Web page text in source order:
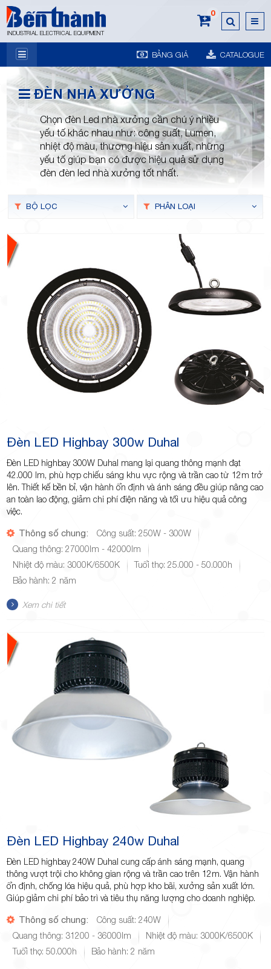
INDUSTRIAL ELECTRICAL EQUIPMENT
0
BẢNG GIÁ CATALOGUE
7A
Trương
Minh
Giảng,
phường
Hiệp Phú,
TP.Thủ
Đức,
TP.HCM
ĐÈN NHÀ XƯỞNG
Chọn đèn Led nhà xưởng cần chú ý nhiều
yếu tố khác nhau như: công suất, Lumen,
nhiệt độ màu, thương hiệu sản xuất, những
yếu tố giúp bạn có được hiệu quả sử dụng
đèn đèn led nhà xưởng tốt nhất.
BỘ LỌC PHÂN LOẠI
Đèn LED Highbay 300w Duhal
Đèn LED highbay 300W Duhal mang lại quang thông mạnh đạt
42.000 lm, phù hợp chiếu sáng khu vực rộng và trần cao từ 12m trở
lên. Thiết kế bền bỉ, vận hành ổn định và ánh sáng đều giúp nâng cao
an toàn lao động, giảm chi phí điện năng và tối ưu hiệu quả công
việc.
Thông số chung:
Công suất: 250W - 300W
Quang thông: 27000lm - 42000lm
Nhiệt độ màu: 3000K/6500K
Tuổi thọ: 25.000 - 50.000h
Bảo hành: 2 năm
Xem chi tiết
Đèn LED Highbay 240w Duhal
Đèn LED highbay 240W Duhal cung cấp ánh sáng mạnh, quang
thông vượt trội cho không gian rộng và trần cao trên 12m. Vận hành
ổn định, chống lóa hiệu quả, phù hợp kho bãi, xưởng sản xuất lớn.
Giúp giảm chi phí bảo trì và tiêu thụ năng lượng cho doanh nghiệp.
Thông số chung:
Công suất: 240W
Quang thông: 31200 - 36000lm
Nhiệt độ màu: 3000K/6500K
Tuổi thọ: 50.000h
Bảo hành: 2 năm